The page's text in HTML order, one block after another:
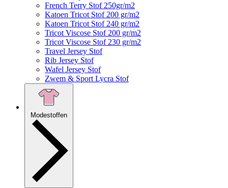
French Terry Stof 250gr/m2
Katoen Tricot Stof 200 gr/m2
Katoen Tricot Stof 240 gr/m2
Tricot Viscose Stof 200 gr/m2
Tricot Viscose Stof 230 gr/m2
Travel Jersey Stof
Rib Jersey Stof
Wafel Jersey Stof
Zwem & Sport Lycra Stof
Modestoffen